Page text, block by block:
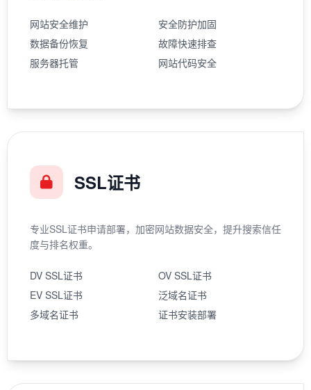
网站安全维护
安全防护加固
数据备份恢复
故障快速排查
服务器托管
网站代码安全
SSL证书
专业SSL证书申请部署，加密网站数据安全，提升搜索信任
度与排名权重。
DV SSL证书
OV SSL证书
EV SSL证书
泛域名证书
多域名证书
证书安装部署